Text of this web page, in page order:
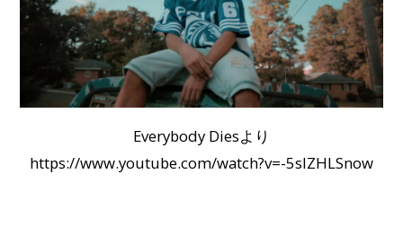
Everybody Diesより
https://www.youtube.com/watch?v=-5slZHLSnow